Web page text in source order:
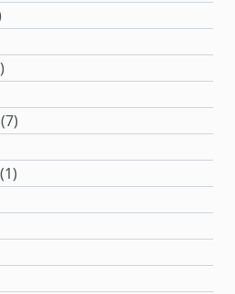
(7)
(1)